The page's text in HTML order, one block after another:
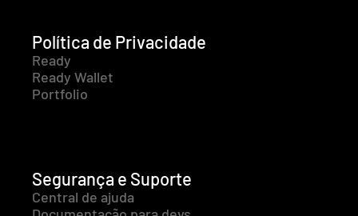
Política de Privacidade
Ready
Ready Wallet
Portfolio
Segurança e Suporte
Central de ajuda